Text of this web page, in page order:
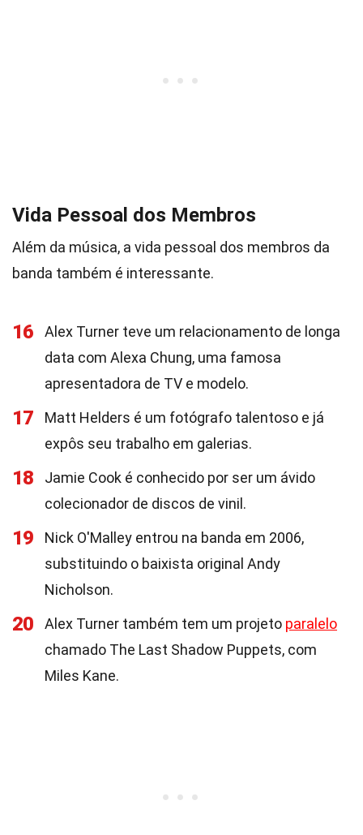
Vida Pessoal dos Membros
Além da música, a vida pessoal dos membros da
banda também é interessante.
16
Alex Turner teve um relacionamento de longa
data com Alexa Chung, uma famosa
apresentadora de TV e modelo.
17
Matt Helders é um fotógrafo talentoso e já
expôs seu trabalho em galerias.
18
Jamie Cook é conhecido por ser um ávido
colecionador de discos de vinil.
19
Nick O'Malley entrou na banda em 2006,
substituindo o baixista original Andy
Nicholson.
20 Alex Turner também tem um projeto paralelo
chamado The Last Shadow Puppets, com
Miles Kane.